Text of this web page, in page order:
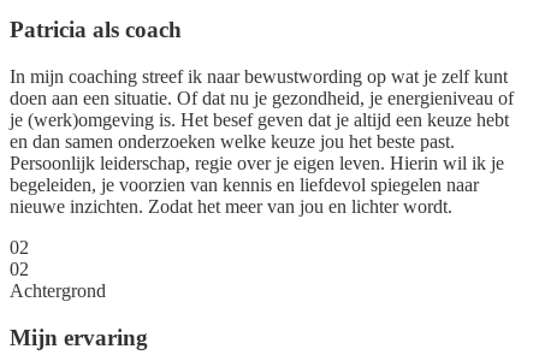
Patricia als coach
In mijn coaching streef ik naar bewustwording op wat je zelf kunt
doen aan een situatie. Of dat nu je gezondheid, je energieniveau of
je (werk)omgeving is. Het besef geven dat je altijd een keuze hebt
en dan samen onderzoeken welke keuze jou het beste past.
Persoonlijk leiderschap, regie over je eigen leven. Hierin wil ik je
begeleiden, je voorzien van kennis en liefdevol spiegelen naar
nieuwe inzichten. Zodat het meer van jou en lichter wordt.
02
02
Achtergrond
Mijn ervaring